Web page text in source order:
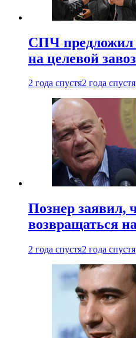
СПЧ предложил
на целевой
2 года спустя2 года спустя
Познер заявил,
возвращаться
2 года спустя2 года спустя